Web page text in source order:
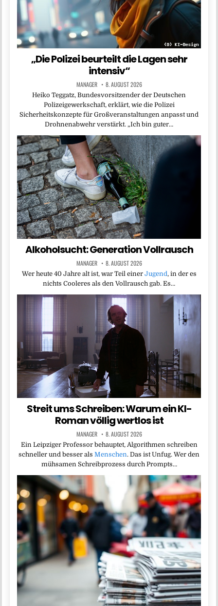
„Die Polizei beurteilt die Lagen sehr
intensiv“
MANAGER 8. AUGUST 2026
Heiko Teggatz, Bundesvorsitzender der Deutschen
Polizeigewerkschaft, erklärt, wie die Polizei
Sicherheitskonzepte für Großveranstaltungen anpasst und
Drohnenabwehr verstärkt. „Ich bin guter…
Alkoholsucht: Generation Vollrausch
MANAGER 8. AUGUST 2026
Wer heute 40 Jahre alt ist, war Teil einer Jugend, in der es
nichts Cooleres als den Vollrausch gab. Es…
Streit ums Schreiben: Warum ein KI-
Roman völlig wertlos ist
MANAGER 8. AUGUST 2026
Ein Leipziger Professor behauptet, Algorithmen schreiben
schneller und besser als Menschen. Das ist Unfug. Wer den
mühsamen Schreibprozess durch Prompts…